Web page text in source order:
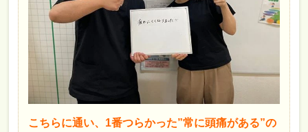
こちらに通い、1番つらかった”常に頭痛がある”の